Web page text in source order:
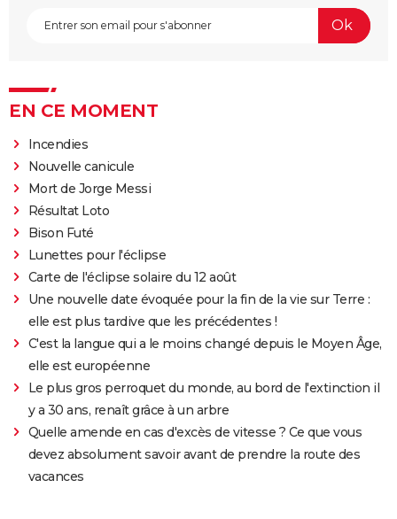
EN CE MOMENT
Incendies
Nouvelle canicule
Mort de Jorge Messi
Résultat Loto
Bison Futé
Lunettes pour l'éclipse
Carte de l'éclipse solaire du 12 août
Une nouvelle date évoquée pour la fin de la vie sur Terre :
elle est plus tardive que les précédentes !
C'est la langue qui a le moins changé depuis le Moyen Âge,
elle est européenne
Le plus gros perroquet du monde, au bord de l'extinction il
y a 30 ans, renaît grâce à un arbre
Quelle amende en cas d'excès de vitesse ? Ce que vous
devez absolument savoir avant de prendre la route des
vacances